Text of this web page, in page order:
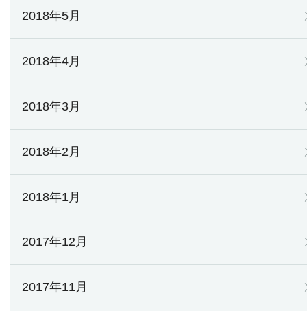
2018年5月
2018年4月
2018年3月
2018年2月
2018年1月
2017年12月
2017年11月